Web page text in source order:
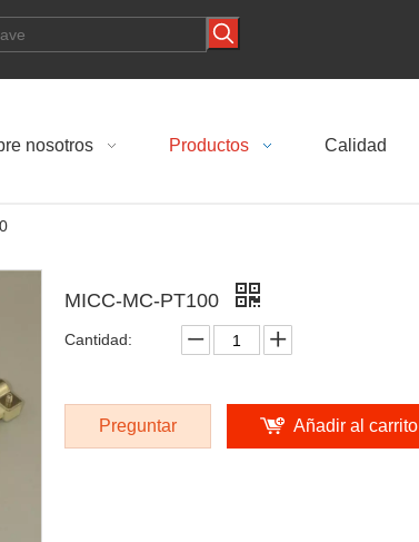
nosotros Productos Calidad
MICC-MC-PT100
Cantidad:
Preguntar Añadir al carrito